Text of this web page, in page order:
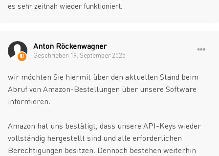
es sehr zeitnah wieder funktioniert.
Anton Röckenwagner
Geschrieben 19. September 2025
wir möchten Sie hiermit über den aktuellen Stand beim
Abruf von Amazon-Bestellungen über unsere Software
informieren.
Amazon hat uns bestätigt, dass unsere API-Keys wieder
vollständig hergestellt sind und alle erforderlichen
Berechtigungen besitzen. Dennoch bestehen weiterhin